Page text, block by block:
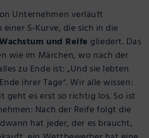
Unternehmen verläuft
S-Kurve, die sich in die
und Reife gliedert. Das
wie im Märchen, wo nach der
zu Ende ist: „Und sie lebten
ihrer Tage“. Wir alle wissen:
geht es erst so richtig los. So ist
Nach der Reife folgt die
hat jeder, der es braucht,